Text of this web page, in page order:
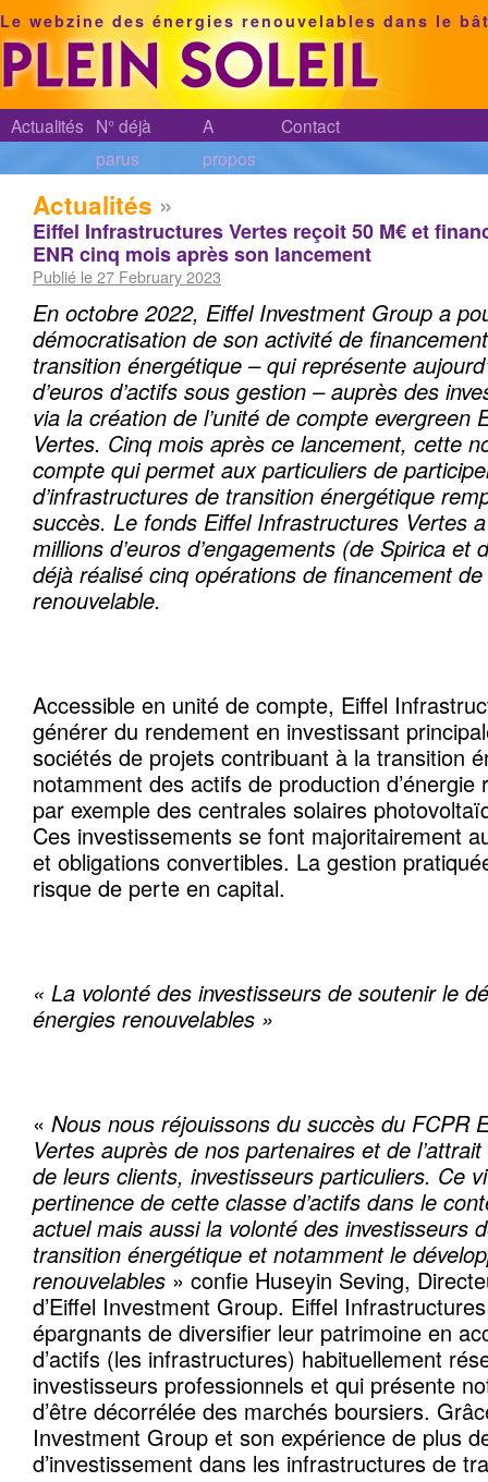
Le webzine des énergies renouvelables dans le
Actualités N° déjà
parus
A
propos
Contact
Actualités »
Eiffel Infrastructures Vertes reçoit 50 M€ et
ENR cinq mois après son lancement
Publié le 27 February 2023
En octobre 2022, Eiffel Investment Group a
démocratisation de son activité de
transition énergétique – qui représente
d’euros d’actifs sous gestion – auprès des
via la création de l’unité de compte evergreen
Vertes. Cinq mois après ce lancement, cette
compte qui permet aux particuliers de
d’infrastructures de transition énergétique
succès. Le fonds Eiffel Infrastructures Vertes
millions d’euros d’engagements (de Spirica et
déjà réalisé cinq opérations de financement de
renouvelable.
Accessible en unité de compte, Eiffel
générer du rendement en investissant
sociétés de projets contribuant à la transition
notamment des actifs de production d’énergie
par exemple des centrales solaires
Ces investissements se font majoritairement
et obligations convertibles. La gestion
risque de perte en capital.
« La volonté des investisseurs de soutenir le
énergies renouvelables »
« Nous nous réjouissons du succès du FCPR
Vertes auprès de nos partenaires et de
de leurs clients, investisseurs particuliers. Ce
pertinence de cette classe d’actifs dans le
actuel mais aussi la volonté des investisseurs
transition énergétique et notamment le
renouvelables » confie Huseyin Seving,
d’Eiffel Investment Group. Eiffel
épargnants de diversifier leur patrimoine en
d’actifs (les infrastructures) habituellement
investisseurs professionnels et qui présente
d’être décorrélée des marchés boursiers.
Investment Group et son expérience de plus
d’investissement dans les infrastructures de